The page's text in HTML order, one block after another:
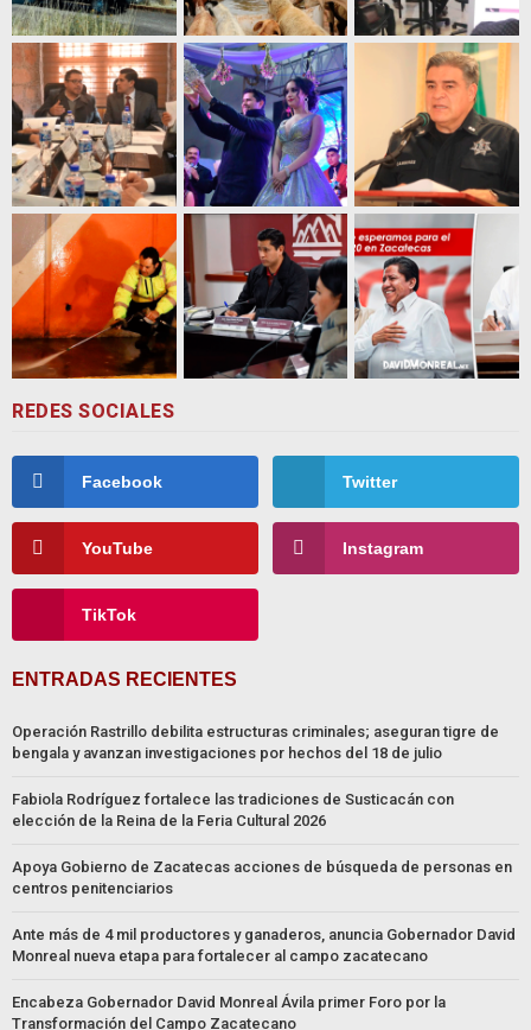
REDES SOCIALES
Facebook Twitter
YouTube Instagram
TikTok
ENTRADAS RECIENTES
Operación Rastrillo debilita estructuras criminales; aseguran tigre de
bengala y avanzan investigaciones por hechos del 18 de julio
Fabiola Rodríguez fortalece las tradiciones de Susticacán con
elección de la Reina de la Feria Cultural 2026
Apoya Gobierno de Zacatecas acciones de búsqueda de personas en
centros penitenciarios
Ante más de 4 mil productores y ganaderos, anuncia Gobernador David
Monreal nueva etapa para fortalecer al campo zacatecano
Encabeza Gobernador David Monreal Ávila primer Foro por la
Transformación del Campo Zacatecano